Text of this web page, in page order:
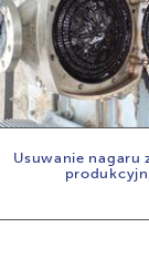
Usuwanie nagaru